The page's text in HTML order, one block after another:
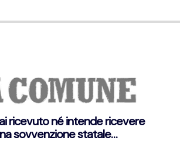
ricevuto né intende ricevere
sovvenzione statale…